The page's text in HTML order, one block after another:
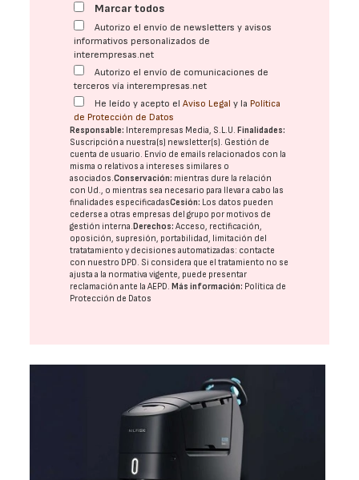
Marcar todos
Autorizo el envío de newsletters y avisos
informativos personalizados de
interempresas.net
Autorizo el envío de comunicaciones de
terceros vía interempresas.net
He leído y acepto elAviso Legal y la Política
de Protección de Datos
Responsable: Interempresas Media, S.L.U.Finalidades:
Suscripción a nuestra(s) newsletter(s). Gestión de
cuenta de usuario. Envío de emails relacionados con la
misma o relativos a intereses similares o
asociados.Conservación: mientras dure la relación
con Ud., o mientras sea necesario para llevar a cabo las
finalidades especificadasCesión: Los datos pueden
cederse a otras empresas del grupo por motivos de
gestión interna.Derechos: Acceso, rectificación,
oposición, supresión, portabilidad, limitación del
tratatamiento y decisiones automatizadas: contacte
con nuestro DPD . Si considera que el tratamiento no se
ajusta a la normativa vigente, puede presentar
reclamación ante laAEPD .Más información: Política de
Protección de Datos